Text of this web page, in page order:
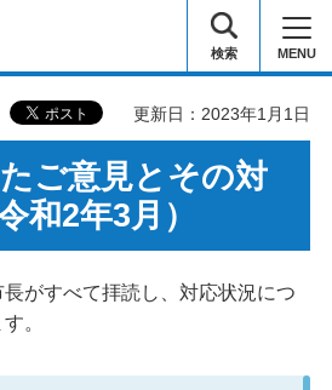
検索 MENU
更新日：2023年1月1日
ご意見とその対
和2年3月）
がすべて拝読し、対応状況につ
。